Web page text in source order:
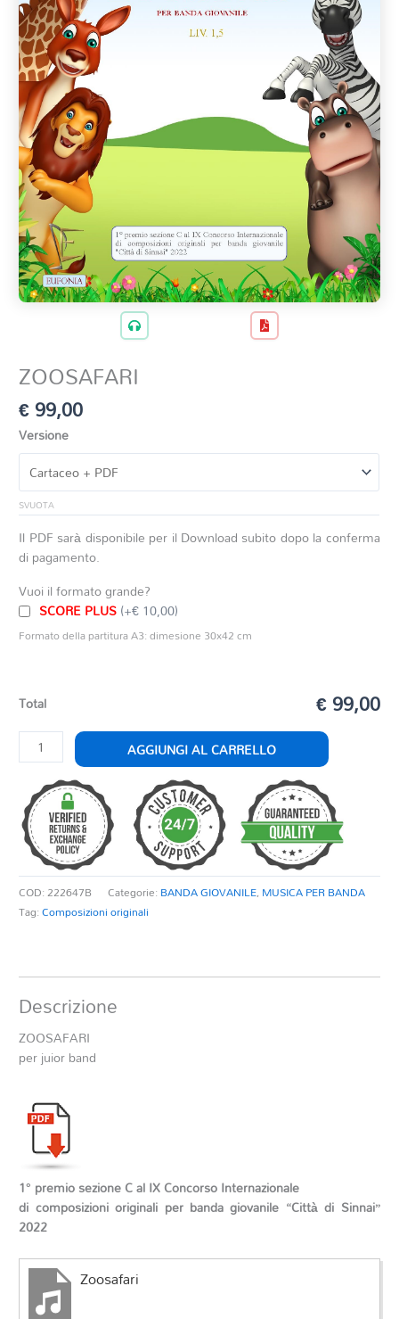
ZOOSAFARI
€99,00
Versione
SVUOTA
Il PDF sarà disponibile per il Download subito dopo la conferma
di pagamento.
Vuoi il formato grande?
SCORE PLUS(+€ 10,00)
Formato della partitura A3: dimesione 30x42 cm
Total € 99,00
ZOOSAFARI
quantità
AGGIUNGI AL CARRELLO
COD:222647B Categorie: BANDA GIOVANILE, MUSICA PER BANDA
Tag:Composizioni originali
Descrizione
ZOOSAFARI
per juior band
1° premio sezione C al IX Concorso Internazionale
di composizioni originali per banda giovanile “Città di Sinnai”
2022
Zoosafari